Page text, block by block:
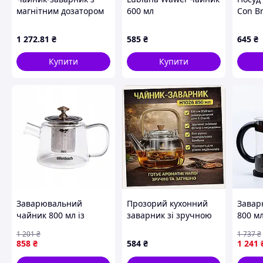
магнітним дозатором
заварювання H1213 з
магнітною системою
зливу
1 272.81 ₴
Купити
600 мл
585 ₴
Купити
Con
645 ₴
Заварювальний
чайник 800 мл із
кухні прозорий
Ofenbach FK-10430
858 ₴
1 201₴
Прозорий кухонний
заварник зі зручною
X71603EM92
584 ₴
800
1 241
1 737₴